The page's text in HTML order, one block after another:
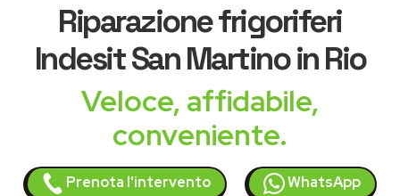
Riparazionefrigoriferi
IndesitSan Martino in Rio
Veloce, affidabile,
conveniente.
Prenota l'intervento WhatsApp